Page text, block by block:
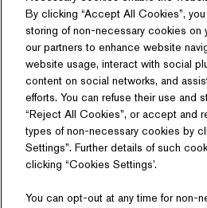
ソーシャルメ
関連サイト
By clicking “Accept All Cookies”,
storing of non-necessary cookies on
our partners to enhance website
website usage, interact with social
content on social networks, and
efforts. You can refuse their use and
“Reject All Cookies”, or accept and
types of non-necessary cookies by
Settings”. Further details of such
clicking “Cookies Settings’.
You can opt-out at any time for non-